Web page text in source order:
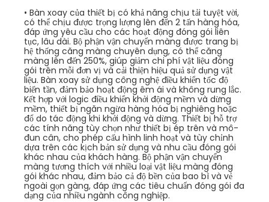
• Bàn xoay của thiết bị có khả năng chịu tải tuyệt vời,
có thể chịu được trọng lượng lên đến 2 tấn hàng hóa,
đáp ứng yêu cầu cho các hoạt động đóng gói liên
tục, lâu dài. Bộ phận vận chuyển màng được trang bị
hệ thống căng màng chuyên dụng, có thể căng
màng lên đến 250%, giúp giảm chi phí vật liệu đóng
gói trên mỗi đơn vị và cải thiện hiệu quả sử dụng vật
liệu. Bàn xoay sử dụng công nghệ điều khiển tốc độ
biến tần, đảm bảo hoạt động êm ái và không rung lắc.
Kết hợp với logic điều khiển khởi động mềm và dừng
mềm, thiết bị ngăn ngừa hàng hóa bị nghiêng hoặc
đổ do tác động khi khởi động và dừng. Thiết bị hỗ trợ
các tính năng tùy chọn như thiết bị ép trên và mô-
đun cân, cho phép cấu hình linh hoạt và tùy chỉnh
dựa trên các kịch bản sử dụng và nhu cầu đóng gói
khác nhau của khách hàng. Bộ phận vận chuyển
màng tương thích với nhiều loại vật liệu màng đóng
gói khác nhau, đảm bảo cả độ bền của bao bì và vẻ
ngoài gọn gàng, đáp ứng các tiêu chuẩn đóng gói đa
dạng của nhiều ngành công nghiệp.